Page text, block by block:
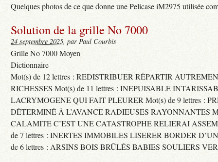
Quelques photos de ce que donne une Pelicase iM2975 utilisée
Solution de la grille No 7000
24 septembre 2025, par Paul Courbis
Grille No 7000 Moyen
Dictionnaire
Mot(s) de 12 lettres : REDISTRIBUER RÉPARTIR
RICHESSES Mot(s) de 11 lettres : INEPUISABLE
LACRYMOGENE QUI FAIT PLEURER Mot(s) de 9 lettres :
DÉTERMINÉ À L’AVANCE RADIEUSES RAYONNANTES
CALAMITE C’EST UNE CATASTROPHE RELIERAI
de 7 lettres : INERTES IMMOBILES LISERER BORDER
de 6 lettres : ARSINS BOIS BRÛLÉS BABIES SOULIERS